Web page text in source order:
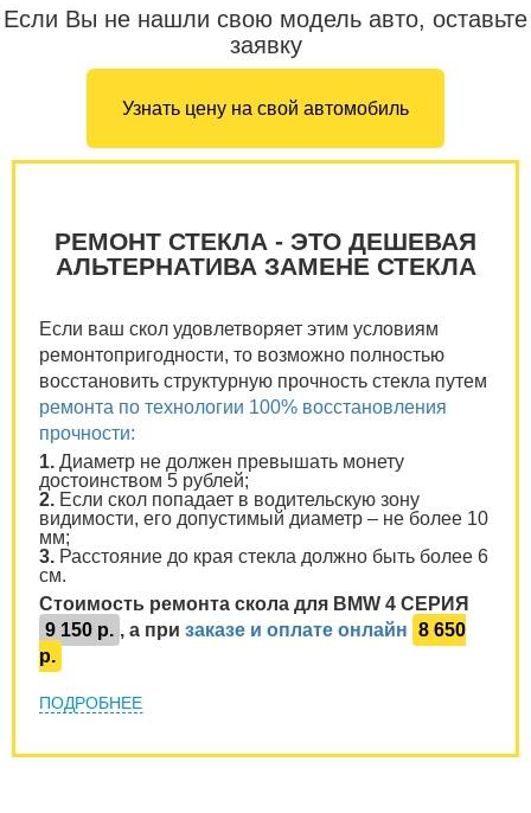
Если Вы не нашли свою модель авто, оставьте
заявку
Узнать цену на свой автомобиль
РЕМОНТ СТЕКЛА - ЭТО ДЕШЕВАЯ
АЛЬТЕРНАТИВА ЗАМЕНЕ СТЕКЛА
Если ваш скол удовлетворяет этим условиям
ремонтопригодности, то возможно полностью
восстановить структурную прочность стекла путем
ремонта по технологии 100% восстановления
прочности:
1. Диаметр не должен превышать монету
достоинством 5 рублей;
2. Если скол попадает в водительскую зону
видимости, его допустимый диаметр – не более 10
мм;
3. Расстояние до края стекла должно быть более 6
см.
Стоимость ремонта скола для BMW 4 СЕРИЯ
9 150 р. , а при заказе и оплате онлайн 8 650
р.
ПОДРОБНЕЕ